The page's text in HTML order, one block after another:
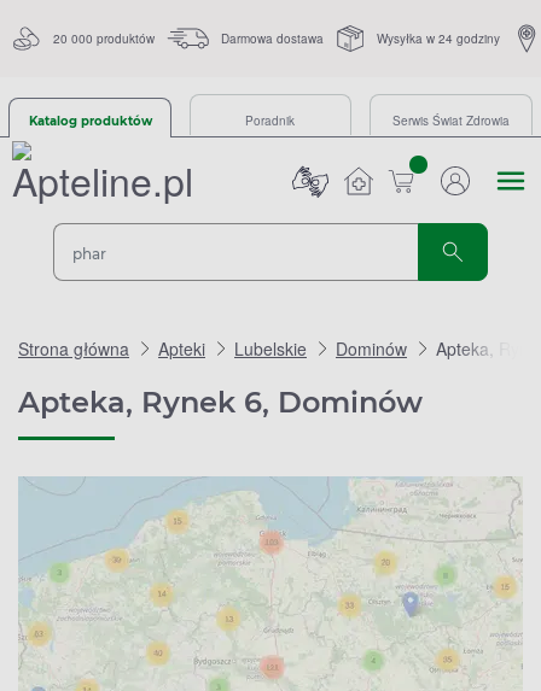
20 000 produktów Darmowa dostawa Wysyłka w 24 godziny
Katalog produktów Poradnik Serwis Świat Zdrowia
sztuk
Strona główna Apteki Lubelskie Dominów Apteka,
Apteka, Rynek 6, Dominów